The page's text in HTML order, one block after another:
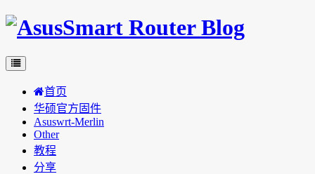
首页
华硕官方固件
Asuswrt-Merlin
Other
教程
分享